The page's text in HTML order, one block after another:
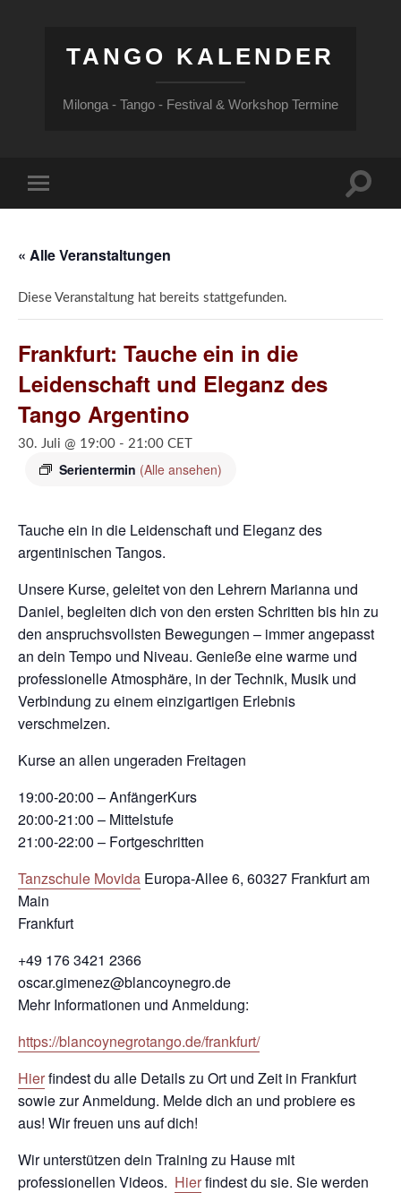
TANGO KALENDER
Milonga - Tango - Festival & Workshop Termine
Menü
« Alle Veranstaltungen
Diese Veranstaltung hat bereits stattgefunden.
Frankfurt: Tauche ein in die
Leidenschaft und Eleganz des
Tango Argentino
30. Juli @ 19:00 - 21:00 CET
Serientermin (Alle ansehen)
Tauche ein in die Leidenschaft und Eleganz des
argentinischen Tangos.
Unsere Kurse, geleitet von den Lehrern Marianna und
Daniel, begleiten dich von den ersten Schritten bis hin zu
den anspruchsvollsten Bewegungen – immer angepasst
an dein Tempo und Niveau. Genieße eine warme und
professionelle Atmosphäre, in der Technik, Musik und
Verbindung zu einem einzigartigen Erlebnis
verschmelzen.
Kurse an allen ungeraden Freitagen
19:00-20:00 – AnfängerKurs
20:00-21:00 – Mittelstufe
21:00-22:00 – Fortgeschritten
Tanzschule Movida Europa-Allee 6, 60327 Frankfurt am
Main
Frankfurt
+49 176 3421 2366
oscar.gimenez@blancoynegro.de
Mehr Informationen und Anmeldung:
https://blancoynegrotango.de/frankfurt/
Hierfindest du alle Details zu Ort und Zeit in Frankfurt
sowie zur Anmeldung. Melde dich an und probiere es
aus! Wir freuen uns auf dich!
Wir unterstützen dein Training zu Hause mit
professionellen Videos. Hierfindest du sie. Sie werden